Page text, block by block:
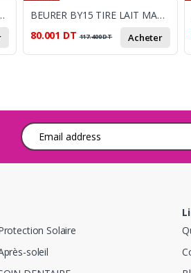
40ML
BEURER BY15 TIRE LAIT MANUEL
80.001 DT 117.400DT Acheter
Adresse e-mail
Solaire
soleil